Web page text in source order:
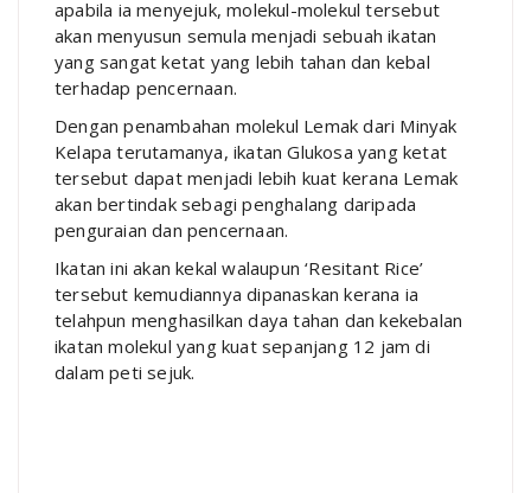
apabila ia menyejuk, molekul-molekul tersebut
akan menyusun semula menjadi sebuah ikatan
yang sangat ketat yang lebih tahan dan kebal
terhadap pencernaan.
Dengan penambahan molekul Lemak dari Minyak
Kelapa terutamanya, ikatan Glukosa yang ketat
tersebut dapat menjadi lebih kuat kerana Lemak
akan bertindak sebagi penghalang daripada
penguraian dan pencernaan.
Ikatan ini akan kekal walaupun ‘Resitant Rice’
tersebut kemudiannya dipanaskan kerana ia
telahpun menghasilkan daya tahan dan kekebalan
ikatan molekul yang kuat sepanjang 12 jam di
dalam peti sejuk.